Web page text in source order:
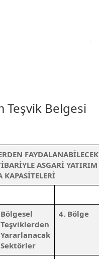
Teşvik Belgesi
FAYDALANABİLECEK
ASGARİ YATIRIM
KAPASİTELERİ
Bölgesel
Teşviklerden
Yararlanacak
Sektörler
4. Bölge